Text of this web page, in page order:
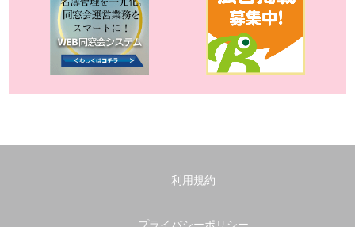
利用規約
プライバシーポリシー